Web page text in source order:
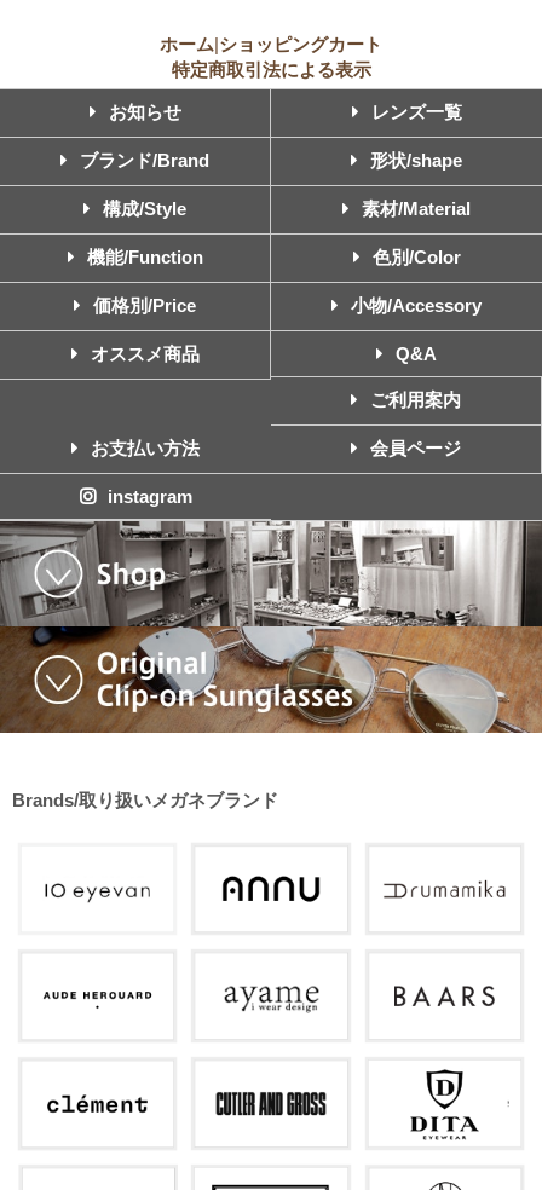
ホーム|ショッピングカート
特定商取引法による表示
お知らせ レンズ一覧
ブランド/Brand 形状/shape
構成/Style 素材/Material
機能/Function 色別/Color
価格別/Price 小物/Accessory
オススメ商品 Q&A
ご利用案内
お支払い方法 会員ページ
instagram
Brands/取り扱いメガネブランド